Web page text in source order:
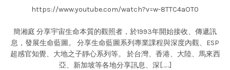
https://www.youtube.com/watch?v=w-8TTC4aOT0
簡湘庭 分享宇宙生命本質的觀照者，於1993年開始接收、傳遞訊
息，發展生命藍圖。 分享生命藍圖系列專業課程與深度內觀、ESP
超感官知覺、大地之子靜心系列等。 於台灣、香港、大陸、馬來西
亞、新加坡等各地分享訊息、深[……]